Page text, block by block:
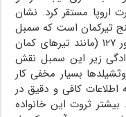
اروپا مستقر کرد. نشان
تیرکمان است که سمبل
پنج شاخه این خانواده بوده و به آیه زبور ۱۲۷ (مانند تیرهای کمان
زیر این سمبل نقش
بسیار مخفی کار
اطلاعات کافی و دقیق در
بیشتر ثروت این خانواده